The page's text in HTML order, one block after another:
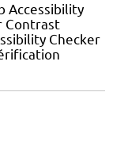
Accessibility
Contrast
Checker